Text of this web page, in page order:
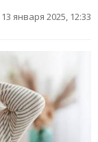
13 января 2025, 12:33